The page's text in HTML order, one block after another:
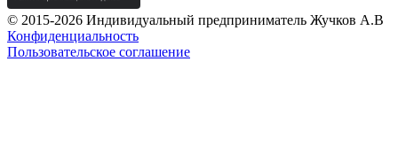
© 2015-2026 Индивидуальный предприниматель Жучков А.В
Конфиденциальность
Пользовательское соглашение